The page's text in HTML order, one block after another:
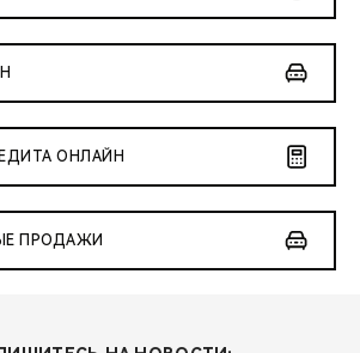
ОНЛАЙН
ПРОДАЖИ